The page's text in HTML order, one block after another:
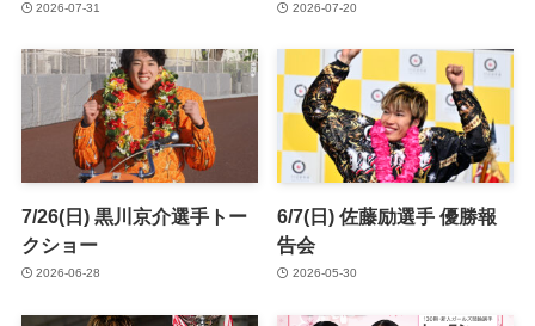
2026-07-31 2026-07-20
7/26(日) 黒川京介選手トー
クショー
2026-06-28
6/7(日) 佐藤励選手 優勝報
告会
2026-05-30